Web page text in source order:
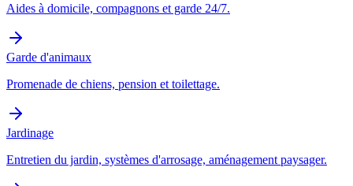
Aides à domicile, compagnons et garde 24/7.
Garde d'animaux
Promenade de chiens, pension et toilettage.
Jardinage
Entretien du jardin, systèmes d'arrosage, aménagement paysager.